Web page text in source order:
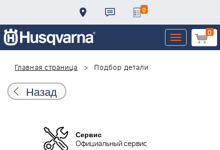
0
0
Toggle
navigation
Главная страница
Подбор детали
Назад
Сервис
Официальный сервис